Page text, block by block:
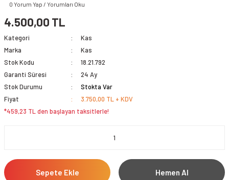
0 Yorum Yap / Yorumları Oku
4.500,00 TL
Kategori
Kas
Marka
Kas
Stok Kodu
18.21.792
Garanti Süresi
24 Ay
Stok Durumu
Stokta Var
Fiyat
3.750,00 TL + KDV
*459,23 TL den başlayan taksitlerle!
Sepete Ekle Hemen Al